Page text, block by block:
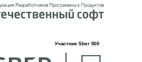
Участник Sber 500